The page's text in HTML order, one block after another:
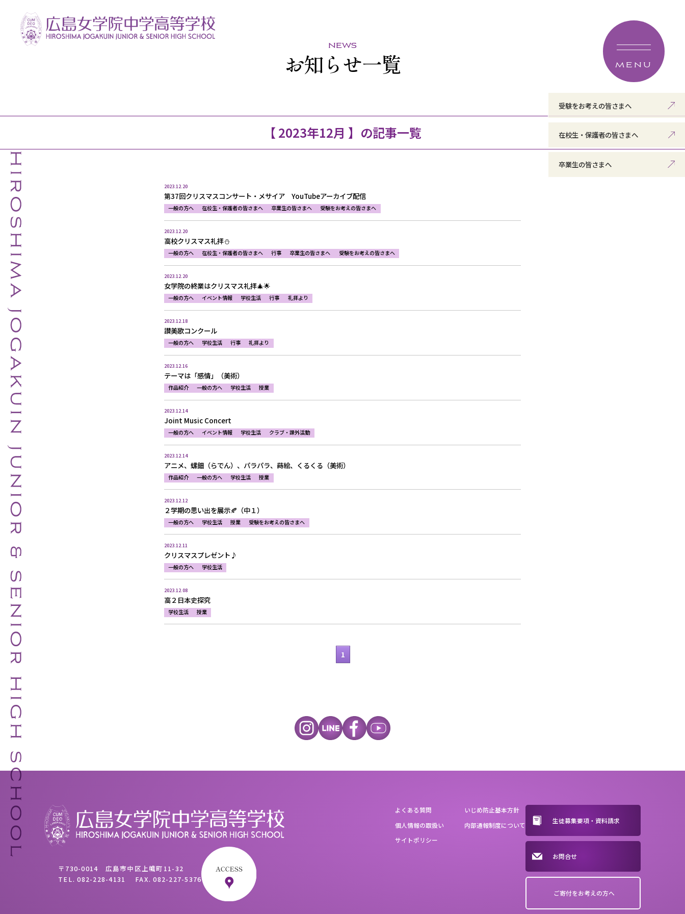
MENU
受験をお考えの皆さまへ
在校生・保護者の皆さまへ
卒業生の皆さまへ
news
お知らせ一覧
【 2023年12月 】の記事一覧
2023.12.20
第37回クリスマスコンサート・メサイア YouTubeアーカイブ配信
一般の方へ 在校生・保護者の皆さまへ 卒業生の皆さまへ 受験をお考えの皆さまへ
2023.12.20
高校クリスマス礼拝⛄
一般の方へ 在校生・保護者の皆さまへ 行事 卒業生の皆さまへ 受験をお考えの皆さまへ
2023.12.20
女学院の終業はクリスマス礼拝🎄🌟
一般の方へ イベント情報 学校生活 行事 礼拝より
2023.12.18
讃美歌コンクール
一般の方へ 学校生活 行事 礼拝より
2023.12.16
テーマは「感情」（美術）
作品紹介 一般の方へ 学校生活 授業
2023.12.14
Joint Music Concert
一般の方へ イベント情報 学校生活 クラブ・課外活動
2023.12.14
アニメ、螺鈿（らでん）、パラパラ、蒔絵、くるくる（美術）
作品紹介 一般の方へ 学校生活 授業
2023.12.12
２学期の思い出を展示🍂（中１）
一般の方へ 学校生活 授業 受験をお考えの皆さまへ
2023.12.11
クリスマスプレゼント♪
一般の方へ 学校生活
2023.12.08
高２日本史探究
学校生活 授業
1
〒730-0014 広島市中区上幟町11-32
TEL.082-228-4131 FAX.082-227-5376
よくある質問
個人情報の取扱い
サイトポリシー
いじめ防止基本方針
内部通報制度について
生徒募集要項・資料請求
お問合せ
ご寄付をお考えの方へ